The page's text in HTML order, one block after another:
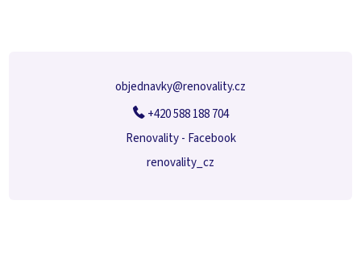
objednavky@renovality.cz
+420 588 188 704
Renovality - Facebook
renovality_cz